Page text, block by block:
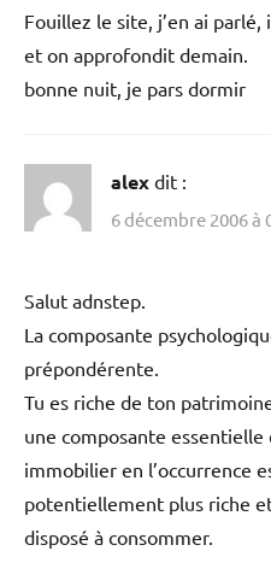
Fouillez le site, j’en ai parlé,
et on approfondit demain.
bonne nuit, je pars dormir
alex dit :
6 décembre 2006 à
Salut adnstep.
La composante
prépondérente.
Tu es riche de ton
une composante
immobilier en l’occurrence
potentiellement plus riche
disposé à consommer.